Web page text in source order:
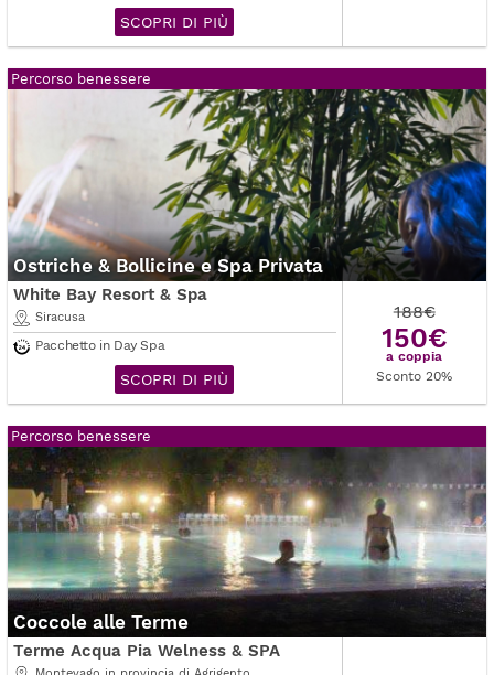
SCOPRI DI PIÙ
Percorso benessere
Ostriche & Bollicine e Spa Privata
White Bay Resort & Spa
Siracusa
Pacchetto in Day Spa
SCOPRI DI PIÙ
188€
150€
a coppia
Sconto 20%
Percorso benessere
Coccole alle Terme
Terme Acqua Pia Welness & SPA